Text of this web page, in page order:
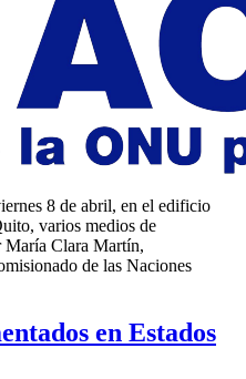
8 de abril, en el edificio
varios medios de
María Clara Martín,
de las Naciones
en Estados